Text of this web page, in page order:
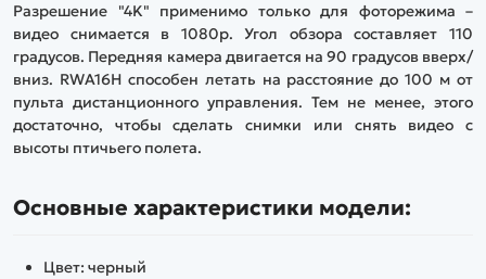
Разрешение "4K" применимо только для фоторежима –
видео снимается в 1080p. Угол обзора составляет 110
градусов. Передняя камера двигается на 90 градусов вверх/
вниз. RWA16H способен летать на расстояние до 100 м от
пульта дистанционного управления. Тем не менее, этого
достаточно, чтобы сделать снимки или снять видео с
высоты птичьего полета.
Основные характеристики модели:
Цвет: черный